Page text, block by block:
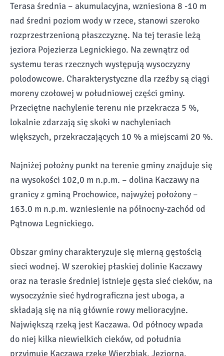
Terasa średnia – akumulacyjna, wzniesiona 8 -10 m
nad średni poziom wody w rzece, stanowi szeroko
rozprzestrzenioną płaszczyznę. Na tej terasie leżą
jeziora Pojezierza Legnickiego. Na zewnątrz od
systemu teras rzecznych występują wysoczyzny
polodowcowe. Charakterystyczne dla rzeźby są ciągi
moreny czołowej w południowej części gminy.
Przeciętne nachylenie terenu nie przekracza 5 %,
lokalnie zdarzają się skoki w nachyleniach
większych, przekraczających 10 % a miejscami 20 %.
Najniżej położny punkt na terenie gminy znajduje się
na wysokości 102,0 m n.p.m. – dolina Kaczawy na
granicy z gminą Prochowice, najwyżej położony –
163.0 m n.p.m. wzniesienie na północny-zachód od
Pątnowa Legnickiego.
Obszar gminy charakteryzuje się mierną gęstością
sieci wodnej. W szerokiej płaskiej dolinie Kaczawy
oraz na terasie średniej istnieje gęsta sieć cieków, na
wysoczyźnie sieć hydrograficzna jest uboga, a
składają się na nią głównie rowy melioracyjne.
Największą rzeką jest Kaczawa. Od północy wpada
do niej kilka niewielkich cieków, od południa
przyjmuje Kaczawa rzekę Wierzbiak, Jeziorną,